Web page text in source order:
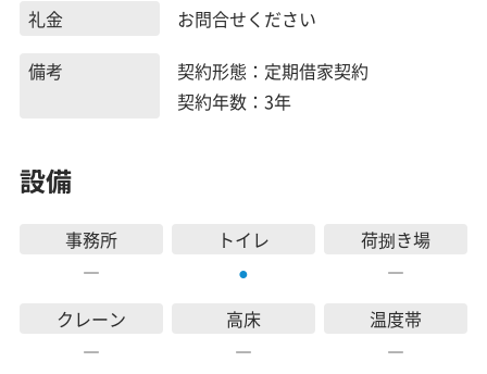
礼金
お問合せください
備考
契約形態：定期借家契約
契約年数：3年
設備
事務所
―
トイレ
●
荷捌き場
―
クレーン
―
高床
―
温度帯
―